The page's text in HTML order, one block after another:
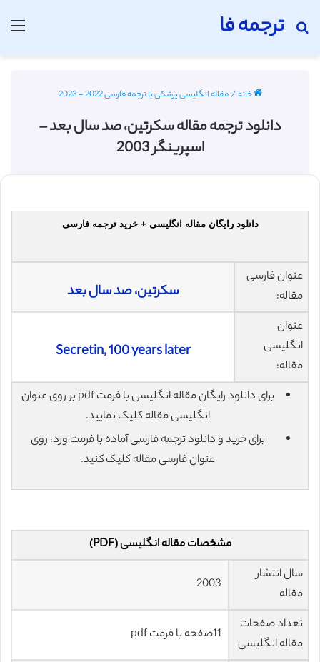
ترجمه فا
جستجو برای
خانه/مقاله انگلیسی پزشکی با ترجمه فارسی 2022 - 2023
دانلود ترجمه مقاله سکرتین، صد سال بعد –
اسپرینگر 2003
دانلود رایگان مقاله انگلیسی + خرید ترجمه فارسی
عنوان فارسی
مقاله:
سکرتین، صد سال بعد
عنوان
انگلیسی
مقاله:
Secretin, 100 years later
برای دانلود رایگان مقاله انگلیسی با فرمت pdf بر روی عنوان
انگلیسی مقاله کلیک نمایید.
برای خرید و دانلود ترجمه فارسی آماده با فرمت ورد، روی
عنوان فارسی مقاله کلیک کنید.
مشخصات مقاله انگلیسی (PDF)
سال انتشار
مقاله
تعداد صفحات
مقاله انگلیسی